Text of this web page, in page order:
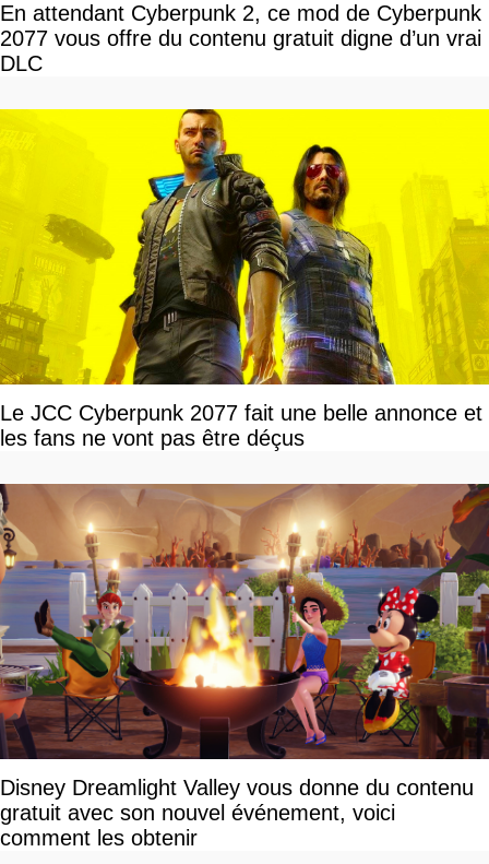
En attendant Cyberpunk 2, ce mod de Cyberpunk
2077 vous offre du contenu gratuit digne d’un vrai
DLC
Le JCC Cyberpunk 2077 fait une belle annonce et
les fans ne vont pas être déçus
Disney Dreamlight Valley vous donne du contenu
gratuit avec son nouvel événement, voici
comment les obtenir